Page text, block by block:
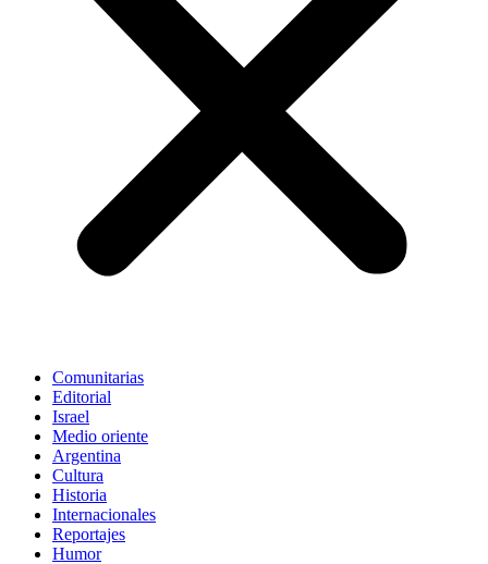
Comunitarias
Editorial
Israel
Medio oriente
Argentina
Cultura
Historia
Internacionales
Reportajes
Humor